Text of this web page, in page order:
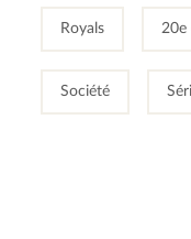
Royals 20e
Société